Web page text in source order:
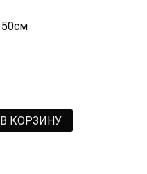
50см
В КОРЗИНУ